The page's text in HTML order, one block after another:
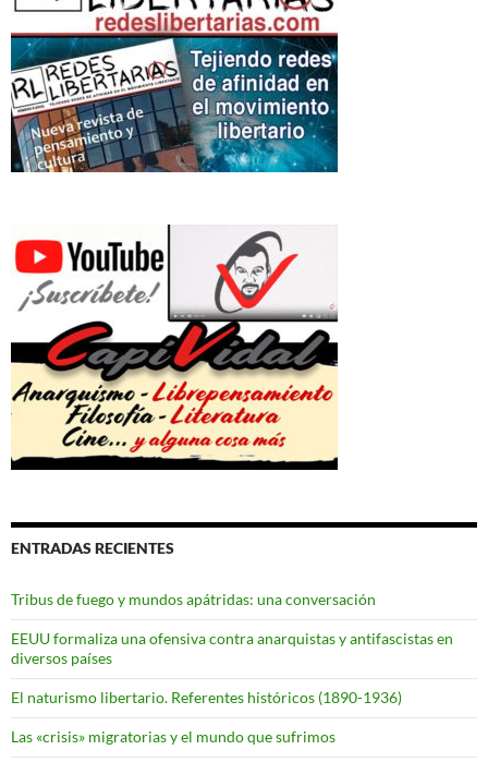
ENTRADAS RECIENTES
Tribus de fuego y mundos apátridas: una conversación
EEUU formaliza una ofensiva contra anarquistas y antifascistas en
diversos países
El naturismo libertario. Referentes históricos (1890-1936)
Las «crisis» migratorias y el mundo que sufrimos